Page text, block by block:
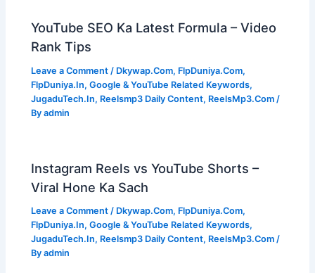
YouTube SEO Ka Latest Formula – Video
Rank Tips
Leave a Comment / Dkywap.Com, FlpDuniya.Com,
FlpDuniya.In,Google & YouTube Related Keywords,
JugaduTech.In, Reelsmp3 Daily Content, ReelsMp3.Com /
Byadmin
Instagram Reels vs YouTube Shorts –
Viral Hone Ka Sach
Leave a Comment / Dkywap.Com, FlpDuniya.Com,
FlpDuniya.In,Google & YouTube Related Keywords,
JugaduTech.In, Reelsmp3 Daily Content, ReelsMp3.Com /
Byadmin